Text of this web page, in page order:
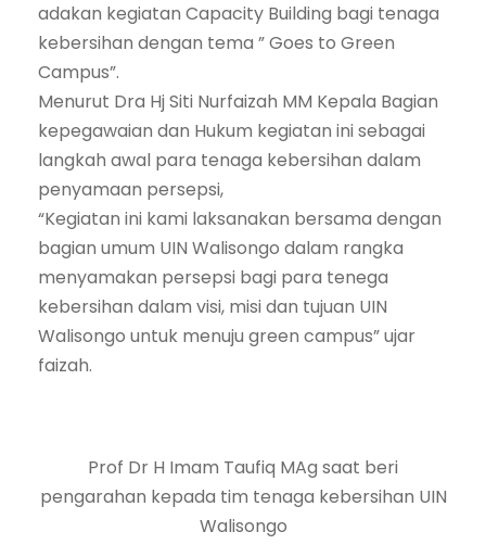
adakan kegiatan Capacity Building bagi tenaga
kebersihan dengan tema ” Goes to Green
Campus”.
Menurut Dra Hj Siti Nurfaizah MM Kepala Bagian
kepegawaian dan Hukum kegiatan ini sebagai
langkah awal para tenaga kebersihan dalam
penyamaan persepsi,
“Kegiatan ini kami laksanakan bersama dengan
bagian umum UIN Walisongo dalam rangka
menyamakan persepsi bagi para tenega
kebersihan dalam visi, misi dan tujuan UIN
Walisongo untuk menuju green campus” ujar
faizah.
Prof Dr H Imam Taufiq MAg saat beri
pengarahan kepada tim tenaga kebersihan UIN
Walisongo